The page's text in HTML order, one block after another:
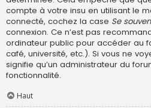
compte à votre insu en utilisant le
connecté, cochez la case Se
connexion. Ce n’est pas
ordinateur public pour accéder au
café, université, etc.). Si vous ne
signifie qu’un administrateur du
fonctionnalité.
Haut